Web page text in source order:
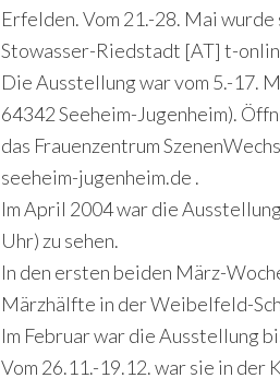
Erfelden. Vom 21.-28. Mai
Stowasser-Riedstadt [AT] t-
Die Ausstellung war vom 5.-17.
64342 Seeheim-Jugenheim).
das Frauenzentrum
seeheim-jugenheim.de .
Im April 2004 war die
Uhr) zu sehen.
In den ersten beiden März-
Märzhälfte in der Weibelfeld-
Im Februar war die Ausstellung
Vom 26.11.-19.12. war sie in